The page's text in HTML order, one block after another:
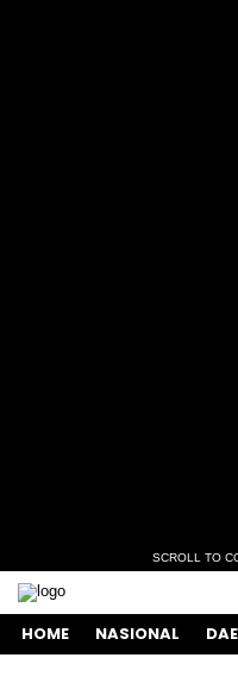
SCROLL TO
HOME NASIONAL